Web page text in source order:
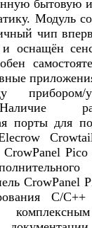
бытовую
Модуль
чип
оснащён
прибором/
порты для
Pico
CrowPanel
C/